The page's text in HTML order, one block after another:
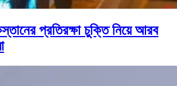
প্রতিরক্ষা চুক্তি নিয়ে আরব